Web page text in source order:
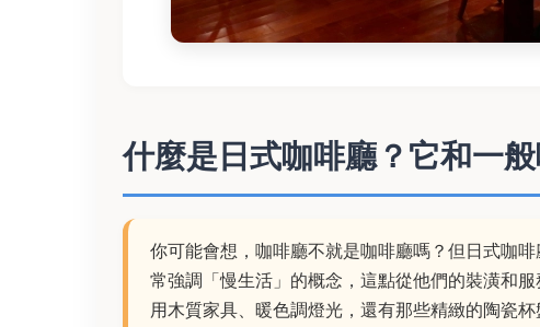
什麼是日式咖啡廳？它和一
你可能會想，咖啡廳不就是咖啡廳嗎？但日式咖
常強調「慢生活」的概念，這點從他們的裝潢和
用木質家具、暖色調燈光，還有那些精緻的陶瓷